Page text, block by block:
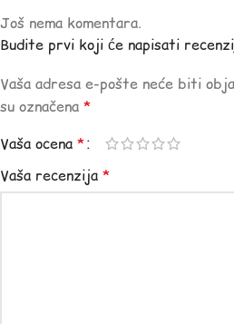
Još nema komentara.
Budite prvi koji će napisati
Vaša adresa e-pošte neće biti
su označena *
Vaša ocena *
Vaša recenzija *